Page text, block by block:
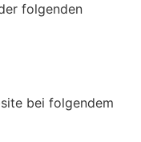
folgenden
bei folgendem